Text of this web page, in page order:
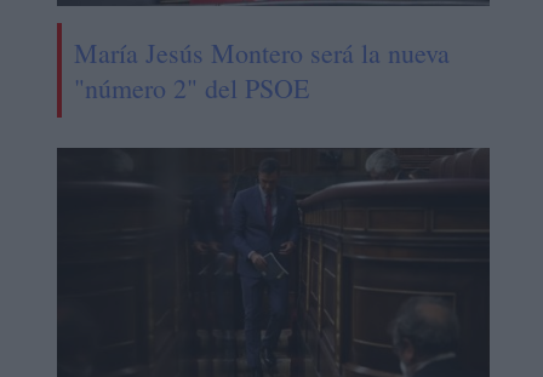
María Jesús Montero será la nueva
"número 2" del PSOE